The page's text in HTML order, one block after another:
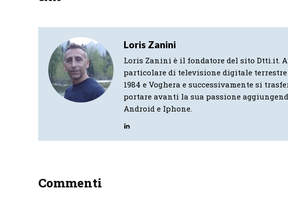
Loris Zanini
Loris Zanini è il fondatore del sito Dtti.it.
particolare di televisione digitale
1984 e Voghera e successivamente si
portare avanti la sua passione
Android e Iphone.
Commenti